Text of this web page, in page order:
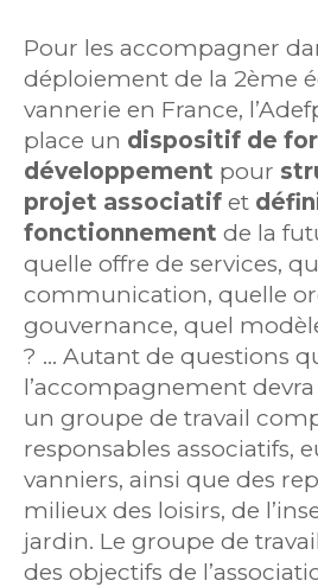
Pour les accompagner
déploiement de la 2ème
vannerie en France,
place un dispositif de
développement pour
projet associatif et
fonctionnement de la
quelle offre de services,
communication, quelle
gouvernance, quel
? … Autant de questions
l’accompagnement
un groupe de travail
responsables associatifs,
vanniers, ainsi que des
milieux des loisirs, de
jardin. Le groupe de
des objectifs de